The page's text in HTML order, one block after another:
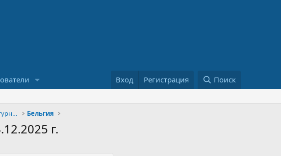
Вход Регистрация Поиск
Прогнозы на футбол. Международные турниры Бельгия
г.